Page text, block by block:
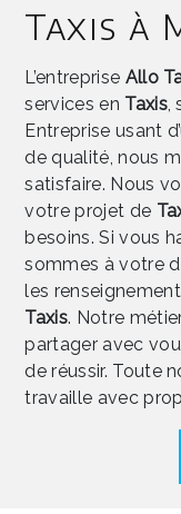
Taxis à
L’entreprise Allo
services en Taxis,
Entreprise usant
de qualité, nous
satisfaire. Nous
votre projet de
besoins. Si vous
sommes à votre
les
Taxis. Notre
partager avec
de réussir. Toute
travaille avec